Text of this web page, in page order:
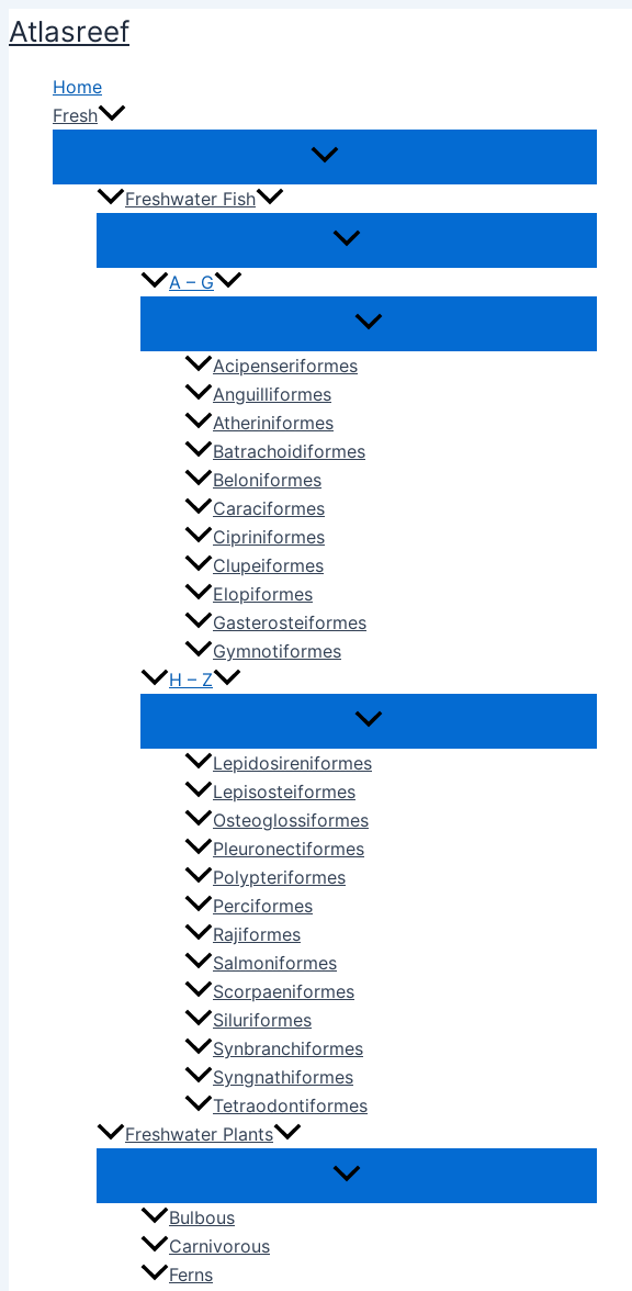
Ir
al
contenido
Atlasreef
Home
Fresh
Freshwater Fish
A – G
Acipenseriformes
Anguilliformes
Atheriniformes
Batrachoidiformes
Beloniformes
Caraciformes
Cipriniformes
Clupeiformes
Elopiformes
Gasterosteiformes
Gymnotiformes
H – Z
Lepidosireniformes
Lepisosteiformes
Osteoglossiformes
Pleuronectiformes
Polypteriformes
Perciformes
Rajiformes
Salmoniformes
Scorpaeniformes
Siluriformes
Synbranchiformes
Syngnathiformes
Tetraodontiformes
Freshwater Plants
Bulbous
Carnivorous
Ferns